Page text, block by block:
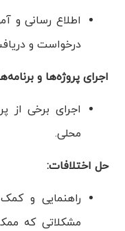
اطلاع رسانی و
درخواست و
اجرای پروژه‌ها و
اجرای برخی از
محلی.
حل اختلافات:
راهنمایی و
مشکلاتی که